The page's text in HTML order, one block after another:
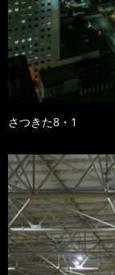
さつきた8・1